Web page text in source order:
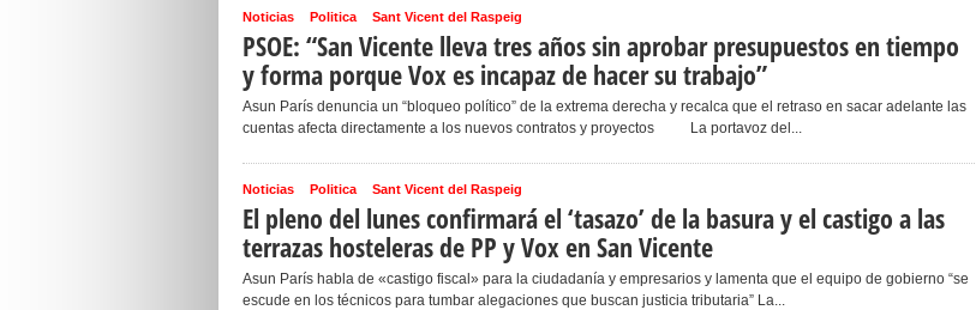
Noticias Politica Sant Vicent del Raspeig
PSOE: “San Vicente lleva tres años sin aprobar presupuestos en tiempo
y forma porque Vox es incapaz de hacer su trabajo”
Asun París denuncia un “bloqueo político” de la extrema derecha y recalca que el retraso en sacar adelante las
cuentas afecta directamente a los nuevos contratos y proyectos La portavoz del...
Noticias Politica Sant Vicent del Raspeig
El pleno del lunes confirmará el ‘tasazo’ de la basura y el castigo a las
terrazas hosteleras de PP y Vox en San Vicente
Asun París habla de «castigo fiscal» para la ciudadanía y empresarios y lamenta que el equipo de gobierno “se
escude en los técnicos para tumbar alegaciones que buscan justicia tributaria” La...